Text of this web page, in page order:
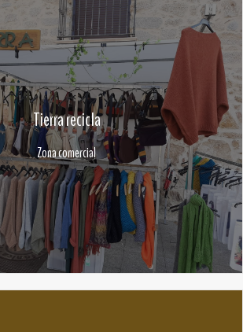
Tierra recicla
Zona comercial